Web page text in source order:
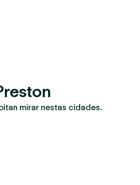
mirar nestas cidades.